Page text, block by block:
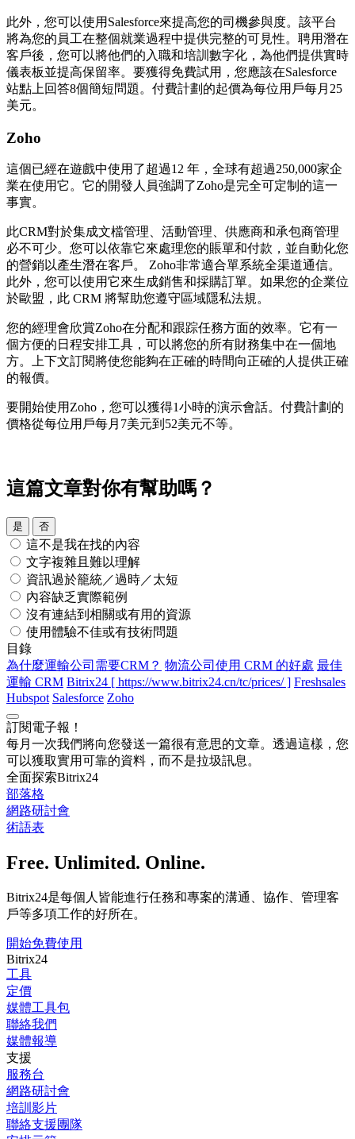
此外，您可以使用Salesforce來提高您的司機參與度。該平台
將為您的員工在整個就業過程中提供完整的可見性。聘用潛在
客戶後，您可以將他們的入職和培訓數字化，為他們提供實時
儀表板並提高保留率。要獲得免費試用，您應該在Salesforce
站點上回答8個簡短問題。付費計劃的起價為每位用戶每月25
美元。
Zoho
這個已經在遊戲中使用了超過12 年，全球有超過250,000家企
業在使用它。它的開發人員強調了Zoho是完全可定制的這一
事實。
此CRM對於集成文檔管理、活動管理、供應商和承包商管理
必不可少。您可以依靠它來處理您的賬單和付款，並自動化您
的營銷以產生潛在客戶。 Zoho非常適合單系統全渠道通信。
此外，您可以使用它來生成銷售和採購訂單。如果您的企業位
於歐盟，此 CRM 將幫助您遵守區域隱私法規。
您的經理會欣賞Zoho在分配和跟踪任務方面的效率。它有一
個方便的日程安排工具，可以將您的所有財務集中在一個地
方。上下文訂閱將使您能夠在正確的時間向正確的人提供正確
的報價。
要開始使用Zoho，您可以獲得1小時的演示會話。付費計劃的
價格從每位用戶每月7美元到52美元不等。
這篇文章對你有幫助嗎？
是 否
這不是我在找的內容
文字複雜且難以理解
資訊過於籠統／過時／太短
內容缺乏實際範例
沒有連結到相關或有用的資源
使用體驗不佳或有技術問題
目錄
為什麼運輸公司需要CRM？ 物流公司使用 CRM 的好處 最佳
運輸 CRM Bitrix24 [ https://www.bitrix24.cn/tc/prices/ ] Freshsales
Hubspot Salesforce Zoho
訂閱電子報！
每月一次我們將向您發送一篇很有意思的文章。透過這樣，您
可以獲取實用可靠的資料，而不是拉圾訊息。
全面探索Bitrix24
部落格
網路研討會
術語表
Free. Unlimited. Online.
Bitrix24是每個人皆能進行任務和專案的溝通、協作、管理客
戶等多項工作的好所在。
開始免費使用
Bitrix24
工具
定價
媒體工具包
聯絡我們
媒體報導
支援
服務台
網路研討會
培訓影片
聯絡支援團隊